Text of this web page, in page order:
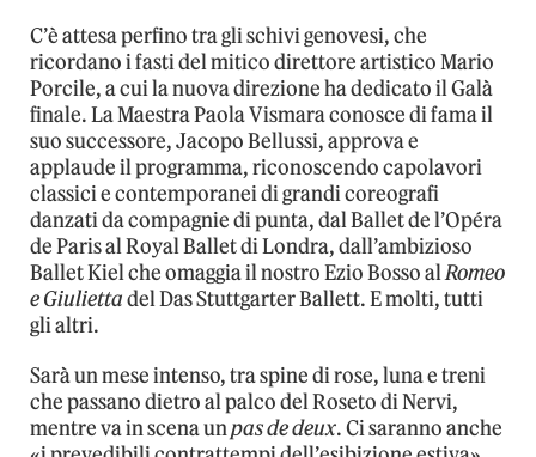
C’è attesa perfino tra gli schivi genovesi, che
ricordano i fasti del mitico direttore artistico Mario
Porcile, a cui la nuova direzione ha dedicato il Galà
finale. La Maestra Paola Vismara conosce di fama il
suo successore, Jacopo Bellussi, approva e
applaude il programma, riconoscendo capolavori
classici e contemporanei di grandi coreografi
danzati da compagnie di punta, dal Ballet de l’Opéra
de Paris al Royal Ballet di Londra, dall’ambizioso
Ballet Kiel che omaggia il nostro Ezio Bosso alRomeo
e Giuliettadel Das Stuttgarter Ballett. E molti, tutti
gli altri.
Sarà un mese intenso, tra spine di rose, luna e treni
che passano dietro al palco del Roseto di Nervi,
mentre va in scena unpas de deux. Ci saranno anche